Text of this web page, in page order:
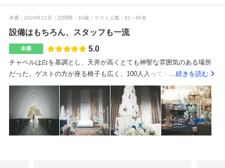
の感想です。大人数の華やかな披露宴を想定しても余裕があり、写
真・動画の“映え”と上質さの両立が叶う、梅田らしい都会的でアートフ
ルな空間でした。大阪駅から徒歩約5分のグランフロント直結導線で、
雨でも濡れずに行けるのが好印象。遠方ゲストも迷いにくく、アクセ
ス面はかなり強いです。インターコンチネンタルホテル大阪は、ホス
す。見学の段階から、スタッフの方々の説明が丁寧で、動線や演出、
費用の話まで誠実に伝えてくれ、安心して相談できる印象でした。ま
た、チャペルや披露宴会場だけでなく、待合スペース・ホワイエ・更
衣室・ゲスト導線など細かい部分まで配慮されており、ゲストが快適
に過ごせる設計になっている点にも「さすが五つ星ホテル」と感じま
雨の日でも濡れずに会場まで着くことができます。披露宴会場を出た
たです。
本番 2024年12月 訪問時 30歳 ゲスト人数 81～90名
設備はもちろん、スタッフも一流
本番 5.0
チャペルは白を基調とし、天井が高くとても神聖な雰囲気のある場所
だった。ゲストの方が座る椅子も広く、100人入っても余裕のある広々
した空間だった。チャペルはとても心地よいフレグランスの香りがあ
り、入った瞬間から一気に会場の雰囲気に入り込め、感動もより大き
くなった。場面ごとに照明を調光できるため、明るい雰囲気や落ち着
いた雰囲気を演出することができた。設備は最新で、特にパノラマで
壁に映像が投影できる点が、ほかの式場では見たことのない演出だっ
…続きを読む